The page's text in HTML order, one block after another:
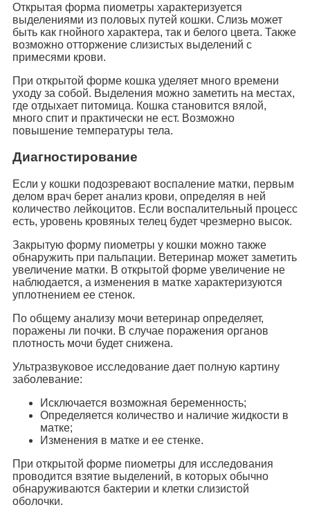
Открытая форма пиометры характеризуется
выделениями из половых путей кошки. Слизь может
быть как гнойного характера, так и белого цвета. Также
возможно отторжение слизистых выделений с
примесями крови.
При открытой форме кошка уделяет много времени
уходу за собой. Выделения можно заметить на местах,
где отдыхает питомица. Кошка становится вялой,
много спит и практически не ест. Возможно
повышение температуры тела.
Диагностирование
Если у кошки подозревают воспаление матки, первым
делом врач берет анализ крови, определяя в ней
количество лейкоцитов. Если воспалительный процесс
есть, уровень кровяных телец будет чрезмерно высок.
Закрытую форму пиометры у кошки можно также
обнаружить при пальпации. Ветеринар может заметить
увеличение матки. В открытой форме увеличение не
наблюдается, а изменения в матке характеризуются
уплотнением ее стенок.
По общему анализу мочи ветеринар определяет,
поражены ли почки. В случае поражения органов
плотность мочи будет снижена.
Ультразвуковое исследование дает полную картину
заболевание:
Исключается возможная беременность;
Определяется количество и наличие жидкости в
матке;
Изменения в матке и ее стенке.
При открытой форме пиометры для исследования
проводится взятие выделений, в которых обычно
обнаруживаются бактерии и клетки слизистой
оболочки.